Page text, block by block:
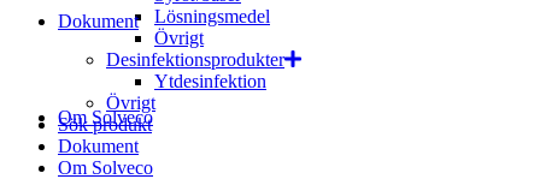
Dokument
Om Solveco
Lösningsmedel
Övrigt
Desinfektionsprodukter
Ytdesinfektion
Övrigt
Sök produkt
Dokument
Om Solveco